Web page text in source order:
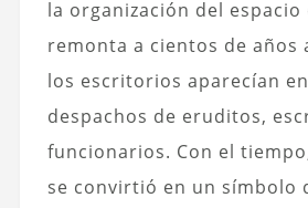
la organización del
remonta a cientos de años
los escritorios aparecían
despachos de eruditos,
funcionarios. Con el
se convirtió en un símbolo